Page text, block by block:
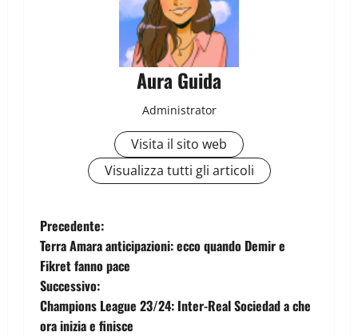
Aura Guida
Administrator
Visita il sito web
Visualizza tutti gli articoli
Precedente:
Terra Amara anticipazioni: ecco quando Demir e
Fikret fanno pace
Successivo:
Champions League 23/24: Inter-Real Sociedad a che
ora inizia e finisce